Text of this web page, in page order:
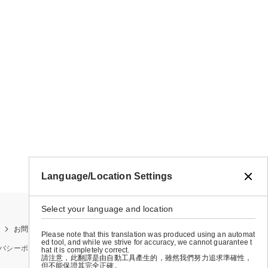
お問い合わせ
シーポリシー 特定商取引法に基づく表示 会社概要
Language/Location Settings
Select your language and location
Please note that this translation was produced using an automat
ed tool, and while we strive for accuracy, we cannot guarantee t
hat it is completely correct.
請注意，此翻譯是由自動工具產生的，雖然我們努力追求準確性，
但不能保證其完全正確。